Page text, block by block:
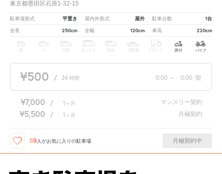
東京都墨田区石原1-32-15
駐車場形式 平置き 屋内外形式 屋外 駐車台数 1台
全長 250cm 全幅 120cm 車高 220cm
軽 中型 ボックス SUV 大型車 トラック 原付 バイク
¥500 / 24 時間 0:00 ～ 0:00 契
¥7,000 / 1 ヶ月 マンスリー契約
¥5,500 / 1 ヶ月 月極契約
69人がお気に入りの駐車場 月極契約中